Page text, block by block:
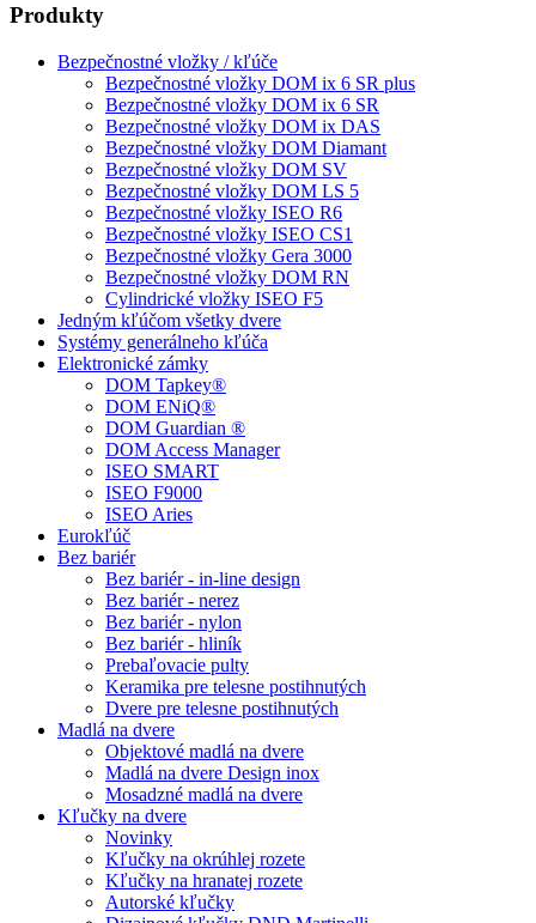
Produkty
Bezpečnostné vložky / kľúče
Bezpečnostné vložky DOM ix 6 SR plus
Bezpečnostné vložky DOM ix 6 SR
Bezpečnostné vložky DOM ix DAS
Bezpečnostné vložky DOM Diamant
Bezpečnostné vložky DOM SV
Bezpečnostné vložky DOM LS 5
Bezpečnostné vložky ISEO R6
Bezpečnostné vložky ISEO CS1
Bezpečnostné vložky Gera 3000
Bezpečnostné vložky DOM RN
Cylindrické vložky ISEO F5
Jedným kľúčom všetky dvere
Systémy generálneho kľúča
Elektronické zámky
DOM Tapkey®
DOM ENiQ®
DOM Guardian ®
DOM Access Manager
ISEO SMART
ISEO F9000
ISEO Aries
Eurokľúč
Bez bariér
Bez bariér - in-line design
Bez bariér - nerez
Bez bariér - nylon
Bez bariér - hliník
Prebaľovacie pulty
Keramika pre telesne postihnutých
Dvere pre telesne postihnutých
Madlá na dvere
Objektové madlá na dvere
Madlá na dvere Design inox
Mosadzné madlá na dvere
Kľučky na dvere
Novinky
Kľučky na okrúhlej rozete
Kľučky na hranatej rozete
Autorské kľučky